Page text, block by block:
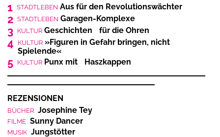
1 STADTLEBEN Aus für den Revolutionswächter
2 STADTLEBEN Garagen-Komplexe
3 KULTUR Geschichten für die Ohren
4 KULTUR »Figuren in Gefahr bringen, nicht
Spielende«
5 KULTUR Punx mit Haszkappen
REZENSIONEN
BÜCHER Josephine Tey
FILME Sunny Dancer
MUSIK Jungstötter